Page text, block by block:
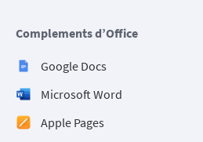
Complements d’Office
Google Docs
Microsoft Word
Apple Pages